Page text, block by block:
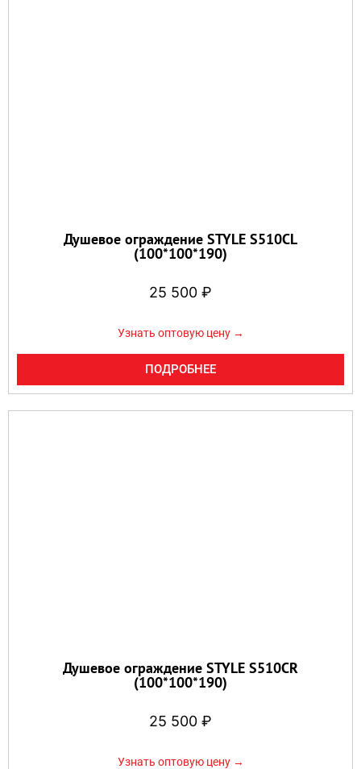
Душевое ограждение STYLE S510CL
(100*100*190)
25 500 ₽
Узнать оптовую цену →
ПОДРОБНЕЕ
Душевое ограждение STYLE S510CR
(100*100*190)
25 500 ₽
Узнать оптовую цену →